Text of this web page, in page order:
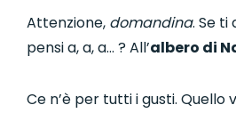
Attenzione, domandina. Se ti
pensi a, a, a… ? All’albero di
Ce n’è per tutti i gusti. Quello